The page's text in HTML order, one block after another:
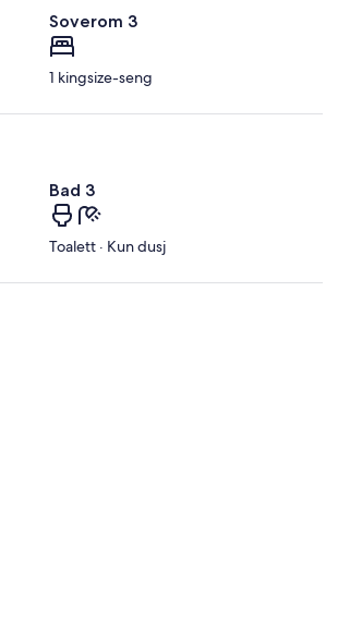
Soverom 3
1 kingsize-seng
Bad 3
Toalett · Kun dusj